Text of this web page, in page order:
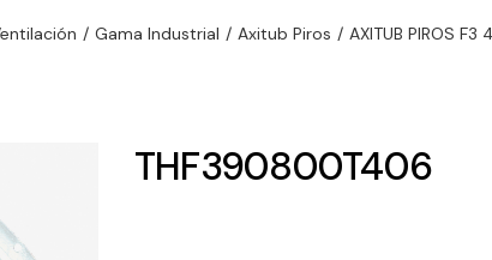
y
de
y
Ventilación
ventilación
solares
/ Gama Industrial / Axitub Piros / AXITUB PIROS
THF390800T406